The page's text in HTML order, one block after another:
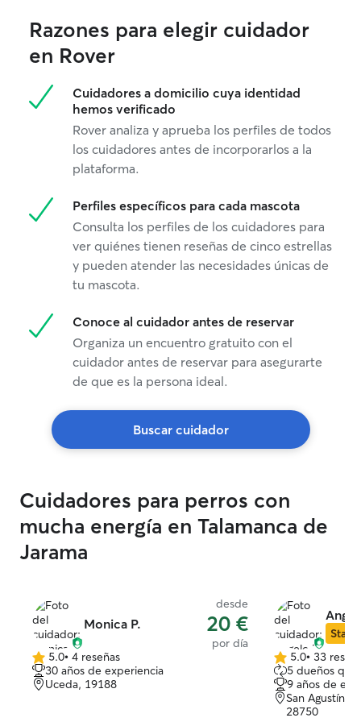
Razones para elegir cuidador
en Rover
Cuidadores a domicilio cuya identidad
hemos verificado
Rover analiza y aprueba los perfiles de todos
los cuidadores antes de incorporarlos a la
plataforma.
Perfiles específicos para cada mascota
Consulta los perfiles de los cuidadores para
ver quiénes tienen reseñas de cinco estrellas
y pueden atender las necesidades únicas de
tu mascota.
Conoce al cuidador antes de reservar
Organiza un encuentro gratuito con el
cuidador antes de reservar para asegurarte
de que es la persona ideal.
Buscar cuidador
Cuidadores para perros con
mucha energía en Talamanca de
Jarama
Monica P.
desde
20 €
por día
5.0
de
5
5.0• 4 reseñas
30 años de experiencia
Uceda, 19188
Star
5.0
de
5
estrellas
5.0• 33
5 dueños
9 años de
San Agustín
28750